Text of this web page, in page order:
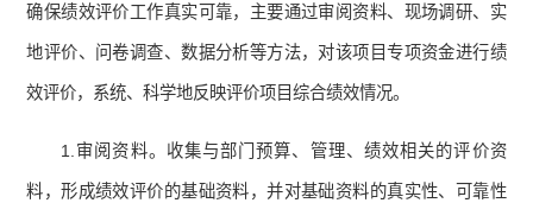
确保绩效评价工作真实可靠，主要通过审阅资料、现场调研、实
地评价、问卷调查、数据分析等方法，对该项目专项资金进行绩
效评价，系统、科学地反映评价项目综合绩效情况。
1.审阅资料。收集与部门预算、管理、绩效相关的评价资
料，形成绩效评价的基础资料，并对基础资料的真实性、可靠性